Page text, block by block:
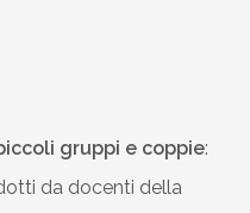
gruppi e coppie:
da docenti della